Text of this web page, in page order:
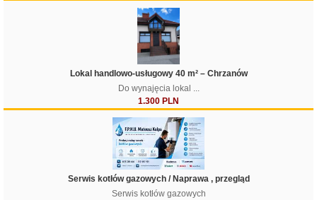
Filtruj
Lokal handlowo-usługowy 40 m² – Chrzanów
Do wynajęcia lokal ...
1.300 PLN
Serwis kotłów gazowych / Naprawa , przegląd
Serwis kotłów gazowych